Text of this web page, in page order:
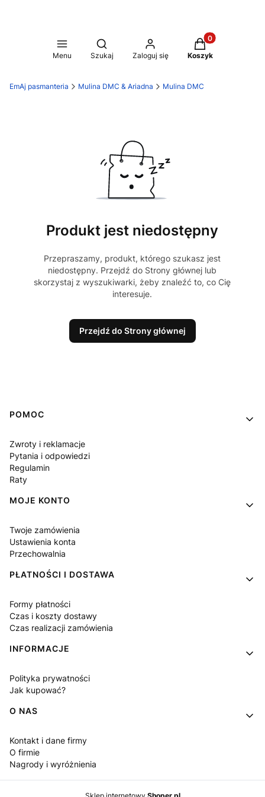
Menu
Otwórz wyszukiwarkę
Szukaj Zaloguj się
Produkty w
Koszyk
EmAj pasmanteria Mulina DMC & Ariadna Mulina DMC
Produkt jest niedostępny
Przepraszamy, produkt, którego szukasz jest
niedostępny. Przejdź do Strony głównej lub
skorzystaj z wyszukiwarki, żeby znaleźć to, co Cię
interesuje.
Przejdź do Strony głównej
Linki w stopce
POMOC
Zwroty i reklamacje
Pytania i odpowiedzi
Regulamin
Raty
MOJE KONTO
Twoje zamówienia
Ustawienia konta
Przechowalnia
PŁATNOŚCI I DOSTAWA
Formy płatności
Czas i koszty dostawy
Czas realizacji zamówienia
INFORMACJE
Polityka prywatności
Jak kupować?
O NAS
Kontakt i dane firmy
O firmie
Nagrody i wyróżnienia